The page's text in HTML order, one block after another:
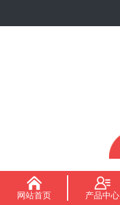
网站首页 产品中心